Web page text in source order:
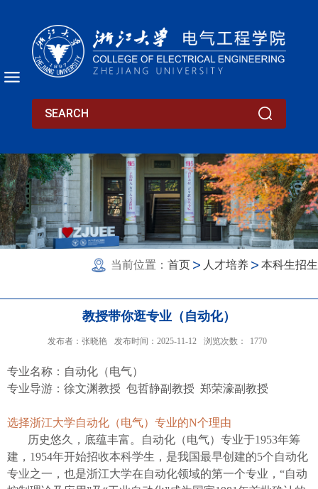
当前位置： 首页 人才培养 本科生招生
教授带你逛专业（自动化）
发布者：张晓艳 发布时间：2025-11-12 浏览次数： 1770
专业名称： 自动化（电气）
专业导游： 徐文渊教授 包哲静副教授 郑荣濠副教授
选择浙江大学自动化（电气）专业的N个理由
历史悠久，底蕴丰富。
自动化（电气）专业于1953年筹
建， 1954年开始招收本科学生，是我国最早创建的5个自动化
专业之一，也是浙江大学在自动化领域的第一个专业， “自动